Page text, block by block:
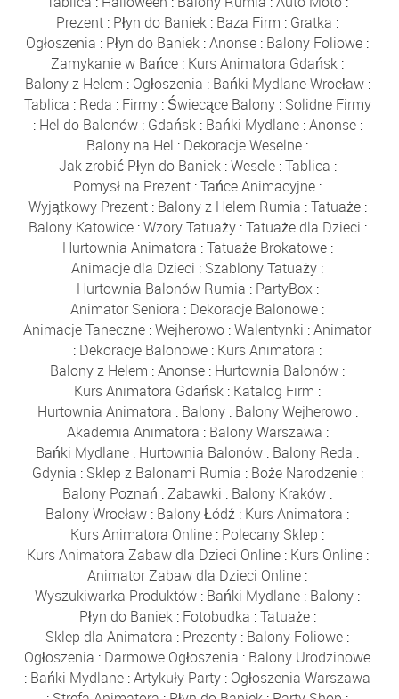
Prezent : Płyn do Baniek : Baza Firm : Gratka :
Ogłoszenia : Płyn do Baniek :Anonse : Balony Foliowe :
Zamykanie w Bańce : Kurs Animatora Gdańsk :
Balony z Helem : Ogłoszenia : Bańki Mydlane Wrocław:
Tablica : Reda : Firmy: Świecące Balony: Solidne Firmy
: Hel do Balonów: Gdańsk: Bańki Mydlane:Anonse:
Balony na Hel : Dekoracje Weselne :
Jak zrobić Płyn do Baniek:Wesele:Tablica :
Pomysł na Prezent :Tańce Animacyjne :
Wyjątkowy Prezent: Balony z Helem Rumia :Tatuaże:
Balony Katowice:Wzory Tatuaży:Tatuaże dla Dzieci :
Hurtownia Animatora :Tatuaże Brokatowe:
Animacje dla Dzieci : Szablony Tatuaży :
Hurtownia Balonów Rumia : PartyBox:
Animator Seniora : Dekoracje Balonowe :
Animacje Taneczne :Wejherowo :Walentynki :Animator
: Dekoracje Balonowe : Kurs Animatora :
Balony z Helem :Anonse : Hurtownia Balonów :
Kurs Animatora Gdańsk : Katalog Firm :
Hurtownia Animatora : Balony: Balony Wejherowo:
Akademia Animatora : Balony Warszawa :
Bańki Mydlane : Hurtownia Balonów : Balony Reda :
Gdynia : Sklep z Balonami Rumia : Boże Narodzenie:
Balony Poznań :Zabawki : Balony Kraków :
Balony Wrocław : Balony Łódź : Kurs Animatora :
Kurs Animatora Online : Polecany Sklep :
Kurs Animatora Zabaw dla Dzieci Online: Kurs Online:
Animator Zabaw dla Dzieci Online :
Wyszukiwarka Produktów : Bańki Mydlane : Balony :
Płyn do Baniek: Fotobudka :Tatuaże:
Sklep dla Animatora : Prezenty : Balony Foliowe :
Ogłoszenia : Darmowe Ogłoszenia : Balony Urodzinowe
: Bańki Mydlane :Artykuły Party : Ogłoszenia Warszawa